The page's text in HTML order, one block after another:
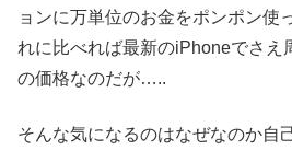
ョンに万単位のお金をポンポン使
れに比べれば最新のiPhoneでさえ
の価格なのだが…..
そんな気になるのはなぜなのか自